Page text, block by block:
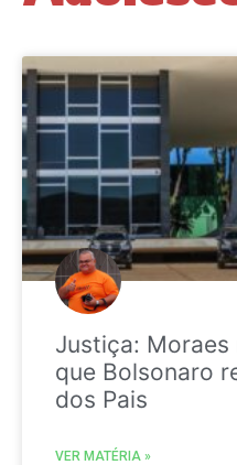
Justiça:
que Bolsonaro
dos Pais
VER MATÉRIA »